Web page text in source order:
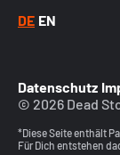
DE EN
Datenschutz
© 2026 Dead
*Diese Seite enthält
Für Dich entstehen